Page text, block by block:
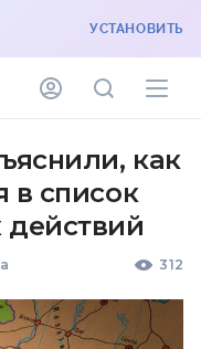
УСТАНОВИТЬ
как
в список
312